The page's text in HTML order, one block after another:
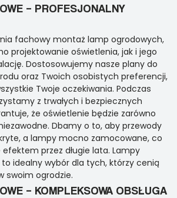
– PROFESJONALNY
fachowy montaż lamp ogrodowych,
projektowanie oświetlenia, jak i jego
Dostosowujemy nasze plany do
oraz Twoich osobistych preferencji,
Twoje oczekiwania. Podczas
z trwałych i bezpiecznych
że oświetlenie będzie zarówno
Dbamy o to, aby przewody
a lampy mocno zamocowane, co
przez długie lata. Lampy
idealny wybór dla tych, którzy cenią
swoim ogrodzie.
– KOMPLEKSOWA OBSŁUGA